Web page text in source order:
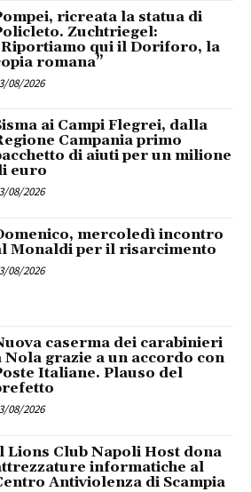
ricreata la statua di
Zuchtriegel:
qui il Doriforo, la
romana”
08/2026
ai Campi Flegrei, dalla
Campania primo
di aiuti per un milione
euro
08/2026
mercoledì incontro
Monaldi per il risarcimento
08/2026
caserma dei carabinieri
Nola grazie a un accordo con
Italiane. Plauso del
08/2026
Lions Club Napoli Host dona
informatiche al
Antiviolenza di Scampia